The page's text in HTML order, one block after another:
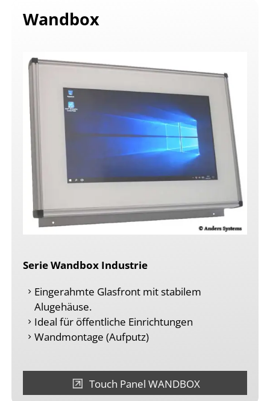
Wandbox
Serie Wandbox Industrie
Eingerahmte Glasfront mit stabilem
Alugehäuse.
Ideal für öffentliche Einrichtungen
Wandmontage (Aufputz)
Touch Panel WANDBOX